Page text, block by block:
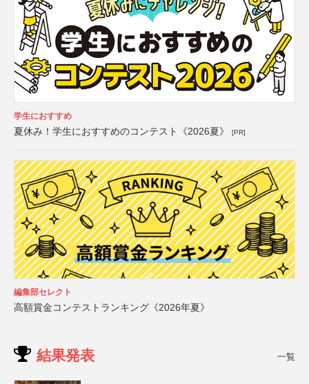
学生におすすめ
夏休み！学生におすすめのコンテスト《2026夏》 [PR]
編集部セレクト
高額賞金コンテストランキング《2026年夏》
結果発表 一覧